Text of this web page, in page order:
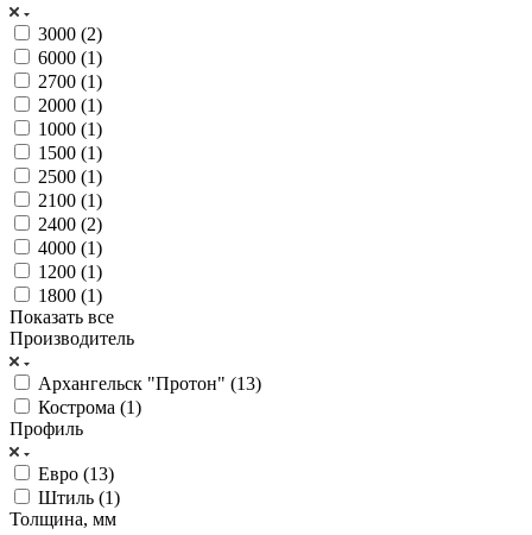
3000 (2)
6000 (1)
2700 (1)
2000 (1)
1000 (1)
1500 (1)
2500 (1)
2100 (1)
2400 (2)
4000 (1)
1200 (1)
1800 (1)
Показать все
Производитель
Архангельск "Протон" (13)
Кострома (1)
Профиль
Евро (13)
Штиль (1)
Толщина, мм